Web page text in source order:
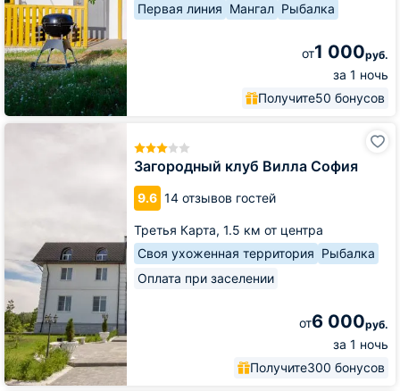
Первая линия Мангал Рыбалка
от1 000руб.
за 1 ночь
Получите50 бонусов
Загородный клуб Вилла София
9.6 14 отзывов гостей
Третья Карта, 1.5 км от центра
Своя ухоженная территория Рыбалка
Оплата при заселении
от6 000руб.
за 1 ночь
Получите300 бонусов
Загородный